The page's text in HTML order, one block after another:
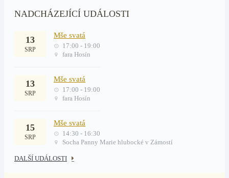
NADCHÁZEJÍCÍ UDÁLOSTI
13
SRP
Mše svatá
17:00 - 19:00
fara Hosín
13
SRP
Mše svatá
17:00 - 19:00
fara Hosín
15
SRP
Mše svatá
14:30 - 16:30
Socha Panny Marie hlubocké v Zámostí
DALŠÍ UDÁLOSTI